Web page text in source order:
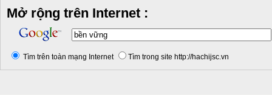
Mở rộng trên Internet :
Tìm trên toàn mạng Internet Tìm trong site http://hachijsc.vn